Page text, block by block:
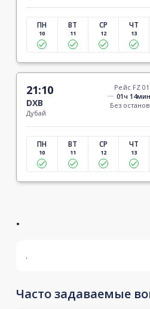
ПН
10
ВТ
11
СР
12
ЧТ
13
21:10
DXB
Дубай
Рейс FZ
01ч 14мин
Без
ПН
10
ВТ
11
СР
12
ЧТ
13
.
.
Часто задаваемые